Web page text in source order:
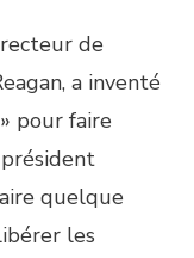
de
a inventé
pour faire
quelque
les